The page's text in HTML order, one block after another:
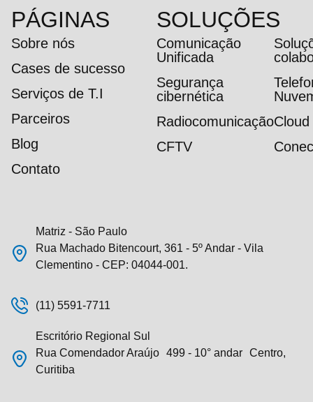
PÁGINAS
Sobre nós
Cases de sucesso
Serviços de T.I
Parceiros
Blog
Contato
SOLUÇÕES
Comunicação
Unificada
Segurança
cibernética
RadiocomunicaçãoCloud
CFTV
Matriz - São Paulo
Rua Machado Bitencourt, 361 - 5º Andar - Vila
Clementino - CEP: 04044-001.
(11) 5591-7711
Escritório Regional Sul
Rua Comendador Araújo 499 - 10° andar Centro,
Curitiba